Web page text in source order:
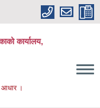
कार्यालय,
आधार ।